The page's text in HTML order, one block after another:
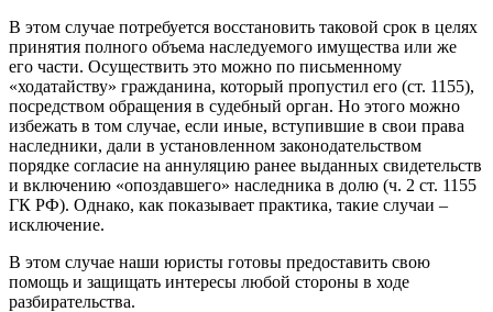
В этом случае потребуется восстановить таковой срок в целях
принятия полного объема наследуемого имущества или же
его части. Осуществить это можно по письменному
«ходатайству» гражданина, который пропустил его (ст. 1155),
посредством обращения в судебный орган. Но этого можно
избежать в том случае, если иные, вступившие в свои права
наследники, дали в установленном законодательством
порядке согласие на аннуляцию ранее выданных свидетельств
и включению «опоздавшего» наследника в долю (ч. 2 ст. 1155
ГК РФ). Однако, как показывает практика, такие случаи –
исключение.
В этом случае наши юристы готовы предоставить свою
помощь и защищать интересы любой стороны в ходе
разбирательства.